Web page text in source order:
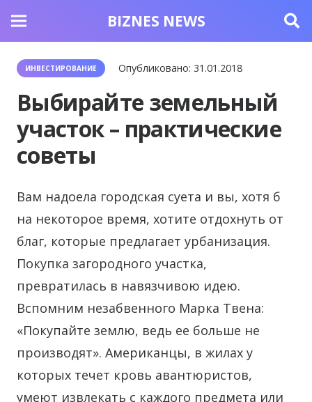
BIZNES NEWS
ИНВЕСТИРОВАНИЕ Опубликовано:31.01.2018
Выбирайте земельный
участок – практические
советы
Вам надоела городская суета и вы, хотя б
на некоторое время, хотите отдохнуть от
благ, которые предлагает урбанизация.
Покупка загородного участка,
превратилась в навязчивою идею.
Вспомним незабвенного Марка Твена:
«Покупайте землю, ведь ее больше не
производят». Американцы, в жилах у
которых течет кровь авантюристов,
умеют извлекать с каждого предмета или